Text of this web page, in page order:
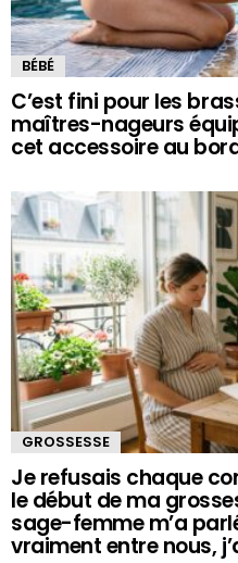
BÉBÉ
C’est fini pour les
maîtres-nageurs
cet accessoire au
GROSSESSE
Je refusais chaque
le début de ma
sage-femme m’a
vraiment entre nous,